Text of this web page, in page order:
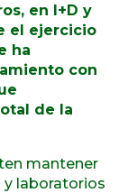
en I+D y
el ejercicio
ha
con
de la
mantener
laboratorios